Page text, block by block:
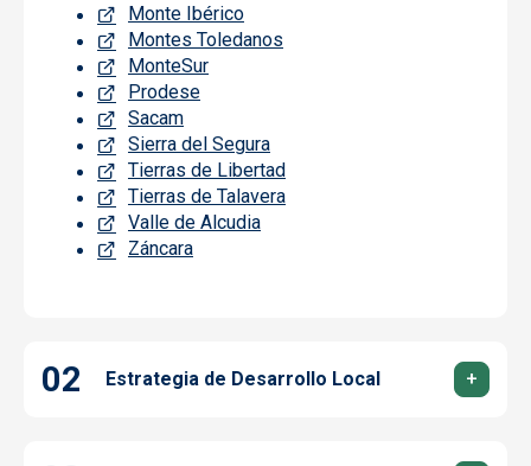
Monte Ibérico
Montes Toledanos
MonteSur
Prodese
Sacam
Sierra del Segura
Tierras de Libertad
Tierras de Talavera
Valle de Alcudia
Záncara
Estrategia de Desarrollo Local